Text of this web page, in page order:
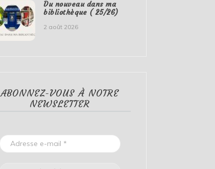
Du nouveau dans ma
bibliothèque ( 25/26)
2 août 2026
ABONNEZ-VOUS À NOTRE
NEWSLETTER